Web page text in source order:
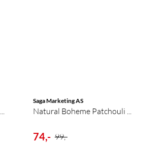
Saga Marketing AS
Natural Boheme Patchouli ...
74,- 99,-